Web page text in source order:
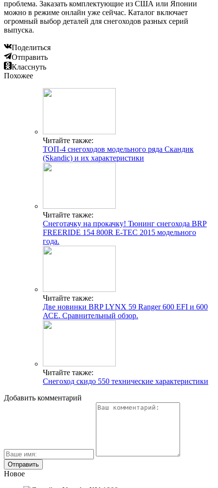
проблема. Заказать комплектующие из США или Японии
можно в режиме онлайн уже сейчас. Каталог включает
огромный выбор деталей для снегоходов разных серий
выпуска.
Поделиться
Отправить
Класснуть
Похожее
Читайте также:
ТОП-4 снегоходов модельного ряда Скандик
(Skandic) и их характеристики
Читайте также:
Снеготачку на прокачку! Тюнинг снегохода BRP
FREERIDE 154 800R E-TEC 2015 модельного
года.
Читайте также:
Две новинки BRP LYNX 59 Ranger 600 EFI и 600
АСЕ. Сравнительный обзор.
Читайте также:
Снегоход скидо 550 технические характеристики
Добавить комментарий
Новое